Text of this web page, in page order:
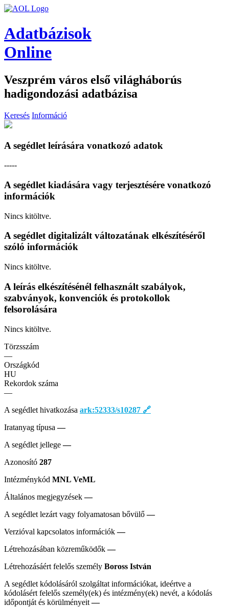
Adatbázisok
Online
Veszprém város első világháborús
hadigondozási adatbázisa
Keresés Információ
A segédlet leírására vonatkozó adatok
-----
A segédlet kiadására vagy terjesztésére vonatkozó
információk
Nincs kitöltve.
A segédlet digitalizált változatának elkészítéséről
szóló információk
Nincs kitöltve.
A leírás elkészítésénél felhasznált szabályok,
szabványok, konvenciók és protokollok
felsorolására
Nincs kitöltve.
Törzsszám
—
Országkód
HU
Rekordok száma
—
A segédlet hivatkozása ark:52333/s10287 🔗
Iratanyag típusa —
A segédlet jellege —
Azonosító 287
Intézménykód MNL VeML
Általános megjegyzések —
A segédlet lezárt vagy folyamatosan bővülő —
Verzióval kapcsolatos információk —
Létrehozásában közreműködők —
Létrehozásáért felelős személy Boross István
A segédlet kódolásáról szolgáltat információkat, ideértve a
kódolásért felelős személy(ek) és intézmény(ek) nevét, a kódolás
időpontját és körülményeit —